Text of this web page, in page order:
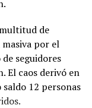
multitud de
masiva por el
de seguidores
El caos derivó en
saldo 12 personas